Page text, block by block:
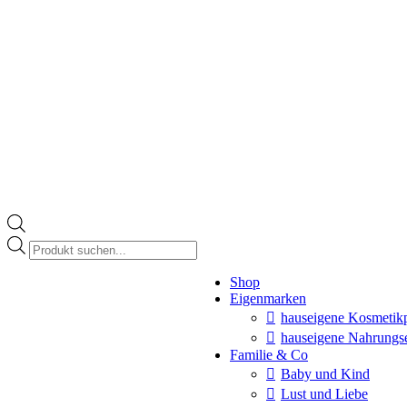
Products
search
Shop
Eigenmarken
hauseigene
hauseigene
Familie & Co
Baby und Kind
Lust und Liebe